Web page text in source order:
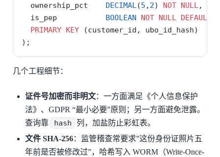
  ownership_pct
DECIMAL(5 , 2) NOT NULL,
  is_pep
BOOLEAN NOT NULL DEFAULT
PRIMARY KEY (customer_id, ubo_id_hash)
);
几个工程细节：
证件号加密而非明文：一方面满足《个人信息保护
法》、GDPR “最小必要”原则；另一方面避免泄露。
查询靠
hash
列，加盐防止彩虹表。
文件 SHA-256：监管稽查常要求”这份身份证照片五
年前是否被修改过”，哈希写入 WORM（Write-Once-